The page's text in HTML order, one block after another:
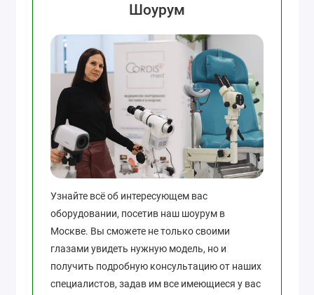
Шоурум
Узнайте всё об интересующем вас
оборудовании, посетив наш шоурум в
Москве. Вы сможете не только своими
глазами увидеть нужную модель, но и
получить подробную консультацию от наших
специалистов, задав им все имеющиеся у вас